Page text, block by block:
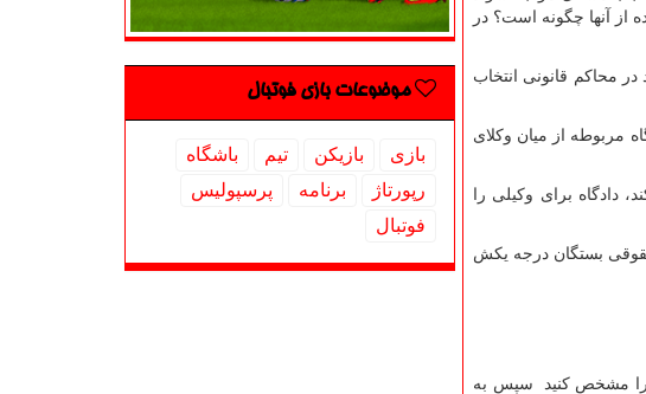
از آنها چگونه است؟ در
محاکم قانونی انتخاب
مربوطه از میان وکلای
برای وکیلی را
بستگان درجه یکش
را مشخص کنید سپس به
موضوعات بازی فوتبال
بازی بازیكن تیم
باشگاه
رپورتاژ
برنامه
پرسپولیس
فوتبال